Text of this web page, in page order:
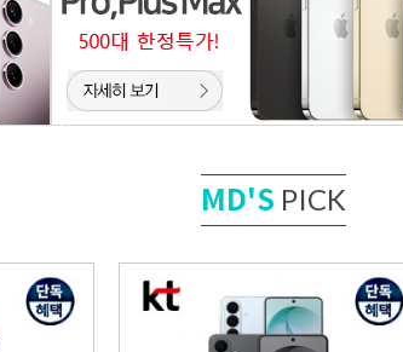
MD'S PICK